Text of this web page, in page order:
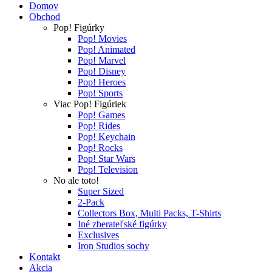
Domov
Obchod
Pop! Figúrky
Pop! Movies
Pop! Animated
Pop! Marvel
Pop! Disney
Pop! Heroes
Pop! Sports
Viac Pop! Figúriek
Pop! Games
Pop! Rides
Pop! Keychain
Pop! Rocks
Pop! Star Wars
Pop! Television
No ale toto!
Super Sized
2-Pack
Collectors Box, Multi Packs, T-Shirts
Iné zberateľské figúrky
Exclusives
Iron Studios sochy
Kontakt
Akcia